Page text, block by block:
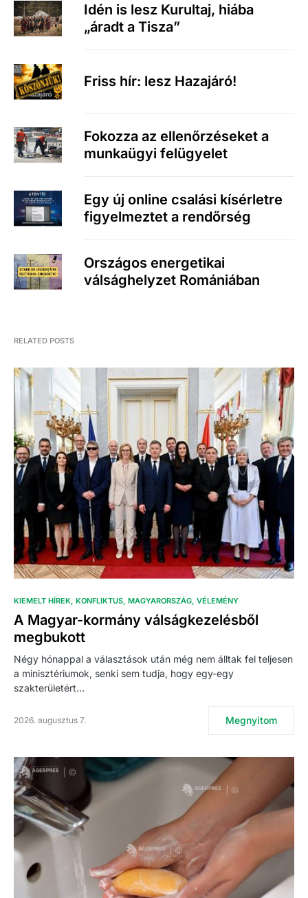
Idén is lesz Kurultaj, hiába
„áradt a Tisza”
Friss hír: lesz Hazajáró!
Fokozza az ellenőrzéseket a
munkaügyi felügyelet
Egy új online csalási kísérletre
figyelmeztet a rendőrség
Országos energetikai
válsághelyzet Romániában
RELATED POSTS
KIEMELT HÍREK KONFLIKTUS MAGYARORSZÁG VÉLEMÉNY
A Magyar-kormány válságkezelésből
megbukott
Négy hónappal a választások után még nem álltak fel teljesen
a minisztériumok, senki sem tudja, hogy egy-egy
szakterületért…
2026. augusztus 7. Megnyitom